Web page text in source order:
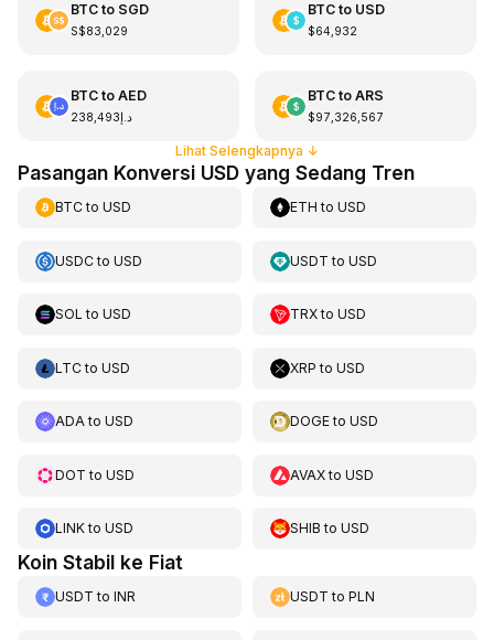
BTCto SGD
S$83,029
BTCto USD
$64,932
BTCto AED
د.إ238,493
BTCto ARS
$97,326,567
Lihat Selengkapnya ↓
Pasangan Konversi USD yang Sedang Tren
BTCto USD ETH toUSD
USDCto USD USDT toUSD
SOL to USD TRXtoUSD
LTCto USD XRP toUSD
ADAto USD DOGEtoUSD
DOT to USD AVAXtoUSD
LINKto USD SHIB toUSD
Koin Stabil ke Fiat
USDT to INR USDT toPLN